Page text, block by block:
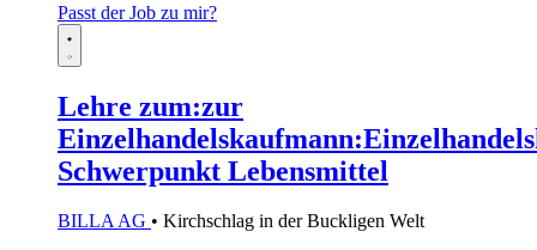
Passt der Job zu mir?
Lehre zum:zur
Schwerpunkt Lebensmittel
BILLA AG • Kirchschlag in der Buckligen Welt